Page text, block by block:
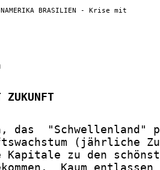
BRASILIEN - Krise mit
ZUKUNFT